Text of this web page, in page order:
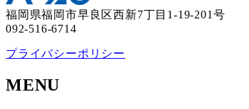
福岡県福岡市早良区西新7丁目1-19-201号
092-516-6714
プライバシーポリシー
MENU